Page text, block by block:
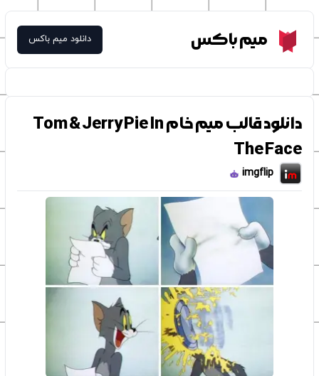
Meme Boxمیم باکس دانلود میم باکس
دانلود قالب میم خام Tom & Jerry Pie In
The Face
imgflip